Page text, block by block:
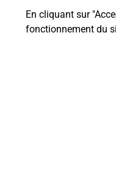
En cliquant sur
fonctionnement du
Comment